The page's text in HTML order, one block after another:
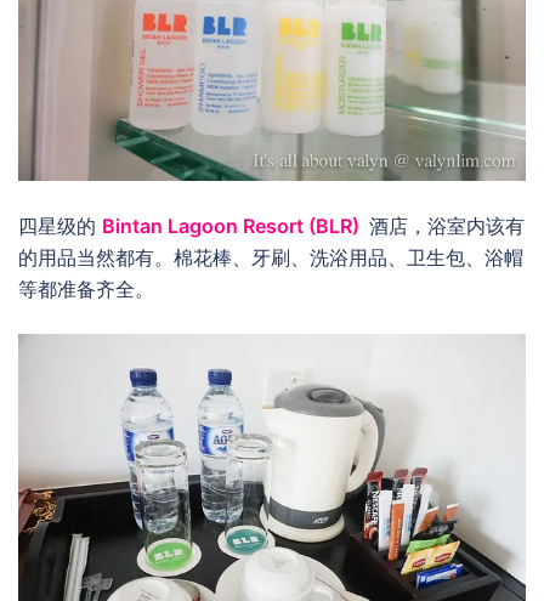
四星级的 Bintan Lagoon Resort (BLR) 酒店，浴室内该有
的用品当然都有。棉花棒、牙刷、洗浴用品、卫生包、浴帽
等都准备齐全。